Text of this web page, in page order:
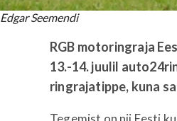
Edgar Seemendi
RGB motoringraja
13.-14. juulil
ringrajatippe, kuna